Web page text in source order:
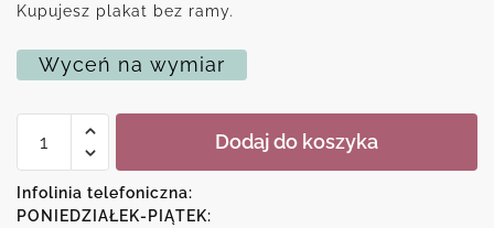
Kupujesz plakat bez ramy.
Wyceń na wymiar
Plakat
bazylia
Dodaj do koszyka
Infolinia telefoniczna:
PONIEDZIAŁEK-PIĄTEK: